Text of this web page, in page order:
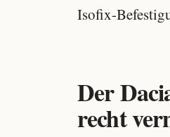
Isofix-
Der
recht